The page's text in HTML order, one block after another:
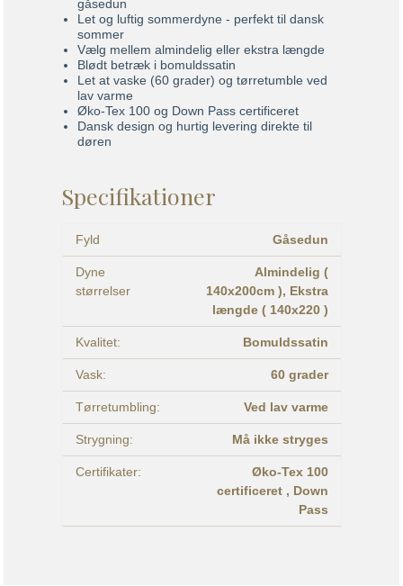
gåsedun
Let og luftig sommerdyne - perfekt til dansk
sommer
Vælg mellem almindelig eller ekstra længde
Blødt betræk i bomuldssatin
Let at vaske (60 grader) og tørretumble ved
lav varme
Øko-Tex 100 og Down Pass certificeret
Dansk design og hurtig levering direkte til
døren
Specifikationer
Fyld Gåsedun
Dyne
størrelser
Almindelig (
140x200cm ), Ekstra
længde ( 140x220 )
Kvalitet: Bomuldssatin
Vask: 60 grader
Tørretumbling: Ved lav varme
Strygning: Må ikke stryges
Certifikater:
Øko-Tex 100
certificeret , Down
Pass